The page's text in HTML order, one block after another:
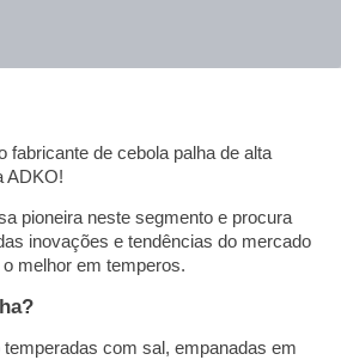
fabricante de cebola palha de alta
ADKO!
pioneira neste segmento e procura
inovações e tendências do mercado
melhor em temperos.
com sal, empanadas em